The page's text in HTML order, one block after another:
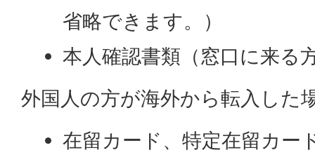
省略できます。）
本人確認書類（窓口に来る
外国人の方が海外から転入した
在留カード、特定在留カー